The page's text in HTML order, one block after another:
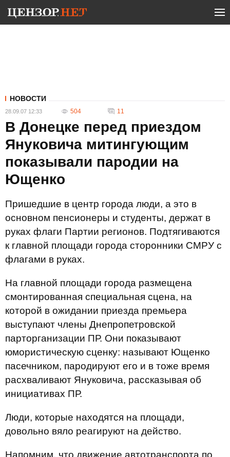
НОВОСТИ
28.09.07 12:33 504 11
В Донецке перед приездом
Януковича митингующим
показывали пародии на
Ющенко
Пришедшие в центр города люди, а это в
основном пенсионеры и студенты, держат в
руках флаги Партии регионов. Подтягиваются
к главной площади города сторонники СМРУ с
флагами в руках.
На главной площади города размещена
смонтированная специальная сцена, на
которой в ожидании приезда премьера
выступают члены Днепропетровской
парторганизации ПР. Они показывают
юмористическую сценку: называют Ющенко
пасечником, пародируют его и в тоже время
расхваливают Януковича, рассказывая об
инициативах ПР.
Люди, которые находятся на площади,
довольно вяло реагируют на действо.
Напомним, что движение автотранспорта по